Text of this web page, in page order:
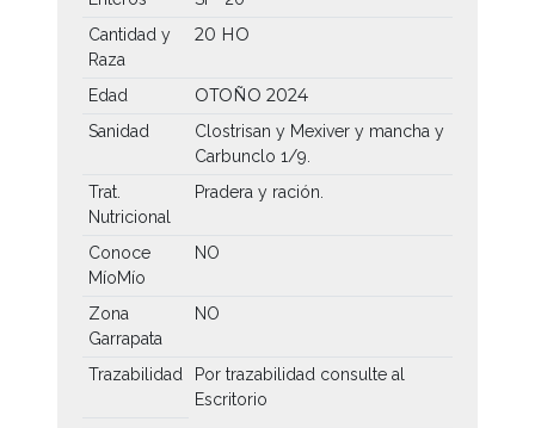
Cantidad y
Raza
20 HO
Edad OTOÑO 2024
Sanidad
Clostrisan y Mexiver y mancha y
Carbunclo 1/9.
Trat.
Nutricional
Pradera y ración.
Conoce
MíoMío
NO
Zona
Garrapata
NO
Trazabilidad
Por trazabilidad consulte al
Escritorio